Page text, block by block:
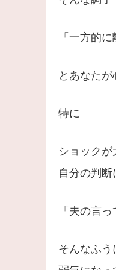
「一方的
とあなたが
特に
ショックが
自分の判
「夫の言
そんなふう